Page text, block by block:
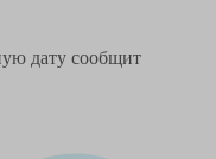
дату сообщит